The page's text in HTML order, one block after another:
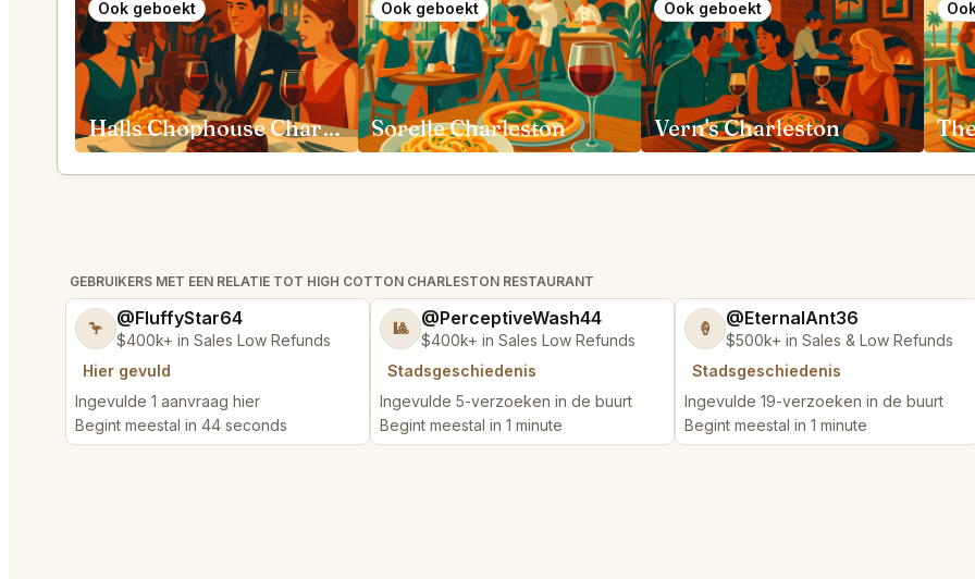
Ook geboekt
Halls Chophouse Charleston
Ook geboekt
Sorelle Charleston
Ook geboekt
Vern's Charleston
GEBRUIKERS MET EEN RELATIE TOT HIGH COTTON CHARLESTON RESTAURANT
🦩 @FluffyStar64
$400k+ in Sales Low Refunds
Hier gevuld
Ingevulde 1 aanvraag hier
Begint meestal in 44 seconds
🎱 @PerceptiveWash44
$400k+ in Sales Low Refunds
Stadsgeschiedenis
Ingevulde 5-verzoeken in de buurt
Begint meestal in 1 minute
🍦 @EternalAnt36
$500k+ in Sales & Low Refunds
Stadsgeschiedenis
Ingevulde 19-verzoeken in de buurt
Begint meestal in 1 minute